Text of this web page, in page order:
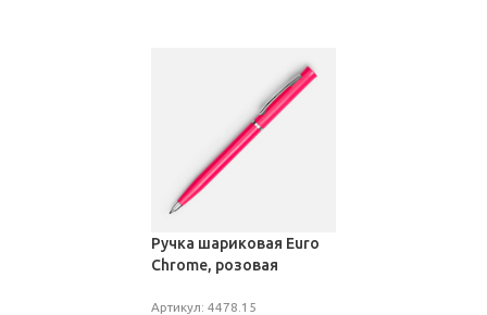
Ручка шариковая Euro
Chrome, розовая
Артикул: 4478.15